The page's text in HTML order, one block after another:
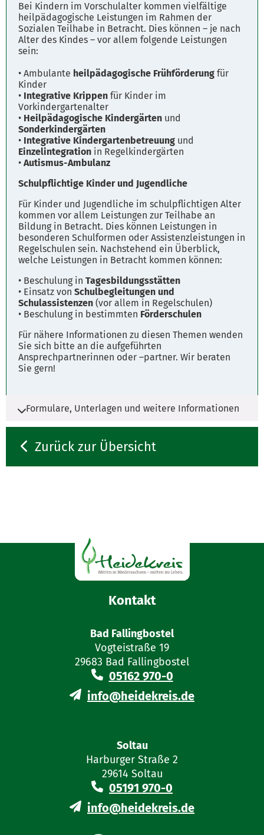
Bei Kindern im Vorschulalter kommen vielfältige
heilpädagogische Leistungen im Rahmen der
Sozialen Teilhabe in Betracht. Dies können – je nach
Alter des Kindes – vor allem folgende Leistungen
sein:
• Ambulante heilpädagogische Frühförderung für
Kinder
• Integrative Krippen für Kinder im
Vorkindergartenalter
• Heilpädagogische Kindergärten und
Sonderkindergärten
• Integrative Kindergartenbetreuung und
Einzelintegration in Regelkindergärten
• Autismus-Ambulanz
Schulpflichtige Kinder und Jugendliche
Für Kinder und Jugendliche im schulpflichtigen Alter
kommen vor allem Leistungen zur Teilhabe an
Bildung in Betracht. Dies können Leistungen in
besonderen Schulformen oder Assistenzleistungen in
Regelschulen sein. Nachstehend ein Überblick,
welche Leistungen in Betracht kommen können:
• Beschulung in Tagesbildungsstätten
• Einsatz von Schulbegleitungen und
Schulassistenzen (vor allem in Regelschulen)
• Beschulung in bestimmten Förderschulen
Für nähere Informationen zu diesen Themen wenden
Sie sich bitte an die aufgeführten
Ansprechpartnerinnen oder –partner. Wir beraten
Sie gern!
Formulare, Unterlagen und weitere Informationen
Es werden ggf. Unterlagen benötigt.
Entsprechende Antragsformulare finden Sie
unter dem Reiter "Formulare".
Zurück zur Übersicht
Kontakt
Bad Fallingbostel
Vogteistraße 19
29683 Bad Fallingbostel
05162 970-0
info@heidekreis.de
Soltau
Harburger Straße 2
29614 Soltau
05191 970-0
info@heidekreis.de